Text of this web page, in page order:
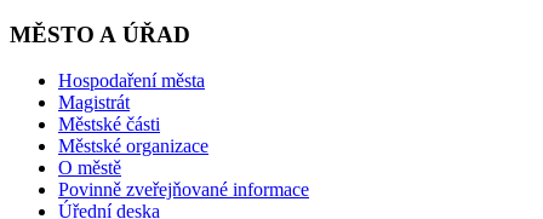
MĚSTO A ÚŘAD
Hospodaření města
Magistrát
Městské části
Městské organizace
O městě
Povinně zveřejňované informace
Úřední deska